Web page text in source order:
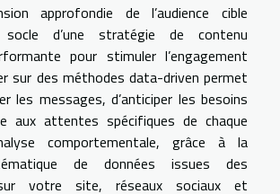
approfondie de l’audience cible
d’une stratégie de contenu
pour stimuler l’engagement
sur des méthodes data-driven permet
les messages, d’anticiper les besoins
aux attentes spécifiques de chaque
comportementale, grâce à la
de données issues des
votre site, réseaux sociaux et